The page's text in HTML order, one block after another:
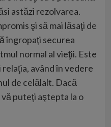
astăzi rezolvarea.
şi să mai lăsaţi de
îngropaţi securea
normal al vieţii. Este
având în vedere
de celălalt. Dacă
puteţi aştepta la o